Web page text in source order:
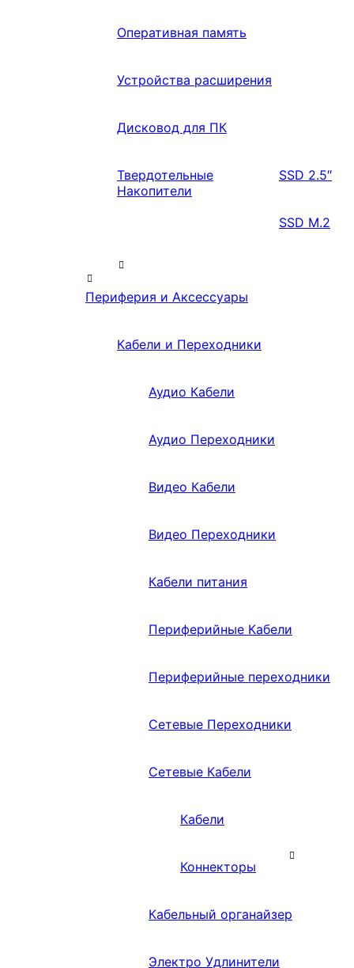
Оперативная память
Устройства расширения
Дисковод для ПК
Твердотельные
Накопители
SSD 2.5″
SSD M.2
Периферия и Аксессуары
Кабели и Переходники
Аудио Кабели
Аудио Переходники
Видео Кабели
Видео Переходники
Кабели питания
Периферийные Кабели
Периферийные переходники
Сетевые Переходники
Сетевые Кабели
Кабели
Коннекторы
Кабельный органайзер
Электро Удлинители